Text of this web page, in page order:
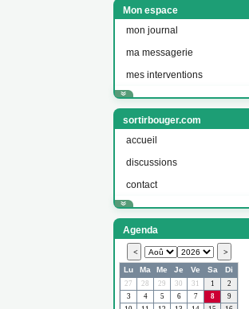
Mon espace
mon journal
ma messagerie
mes interventions
sortirbouger.com
accueil
discussions
contact
Agenda